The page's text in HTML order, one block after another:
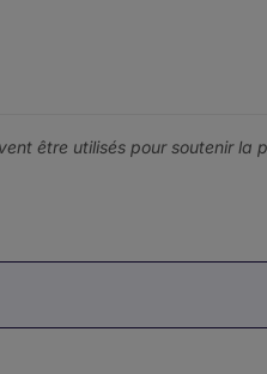
être utilisés pour soutenir